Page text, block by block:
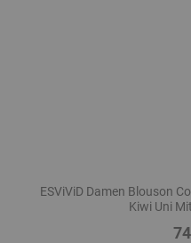
ESViViD Damen Blouson
Kiwi Uni